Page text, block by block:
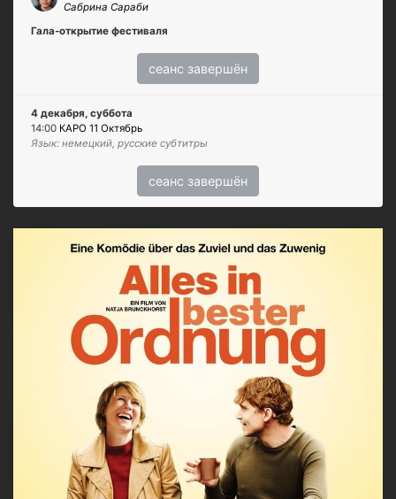
Сабрина Сараби
Гала-открытие фестиваля
сеанс завершён
4 декабря, суббота
14:00 КАРО 11 Октябрь
Язык: немецкий, русские субтитры
сеанс завершён